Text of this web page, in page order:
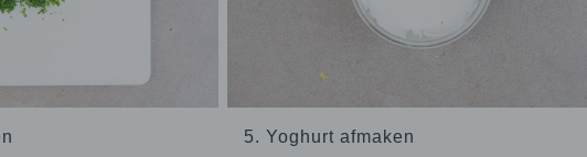
5. Yoghurt afmaken